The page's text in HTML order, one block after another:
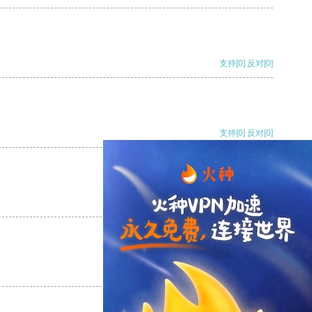
支持[0] 反对[0]
支持[0] 反对[0]
支持[0] 反对
支持